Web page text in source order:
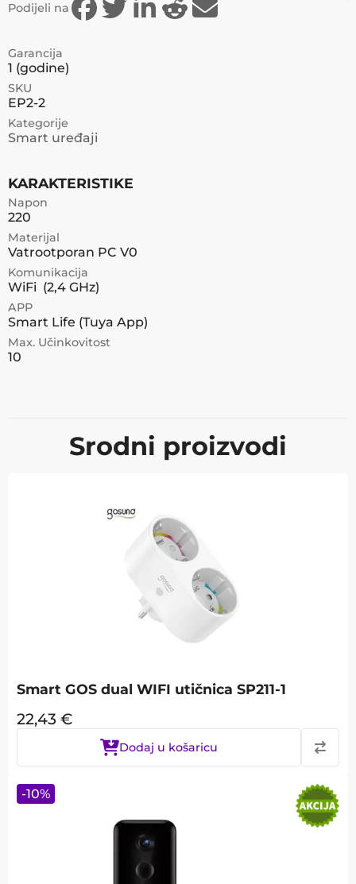
Podijeli na
Garancija
1 (godine)
SKU
EP2-2
Kategorije
Smart uređaji
KARAKTERISTIKE
Napon
220
Materijal
Vatrootporan PC V0
Komunikacija
WiFi (2,4 GHz)
APP
Smart Life (Tuya App)
Max. Učinkovitost
10
Srodni proizvodi
Smart GOS dual WIFI utičnica SP211-1
22,43 €
Dodaj u košaricu
-10%